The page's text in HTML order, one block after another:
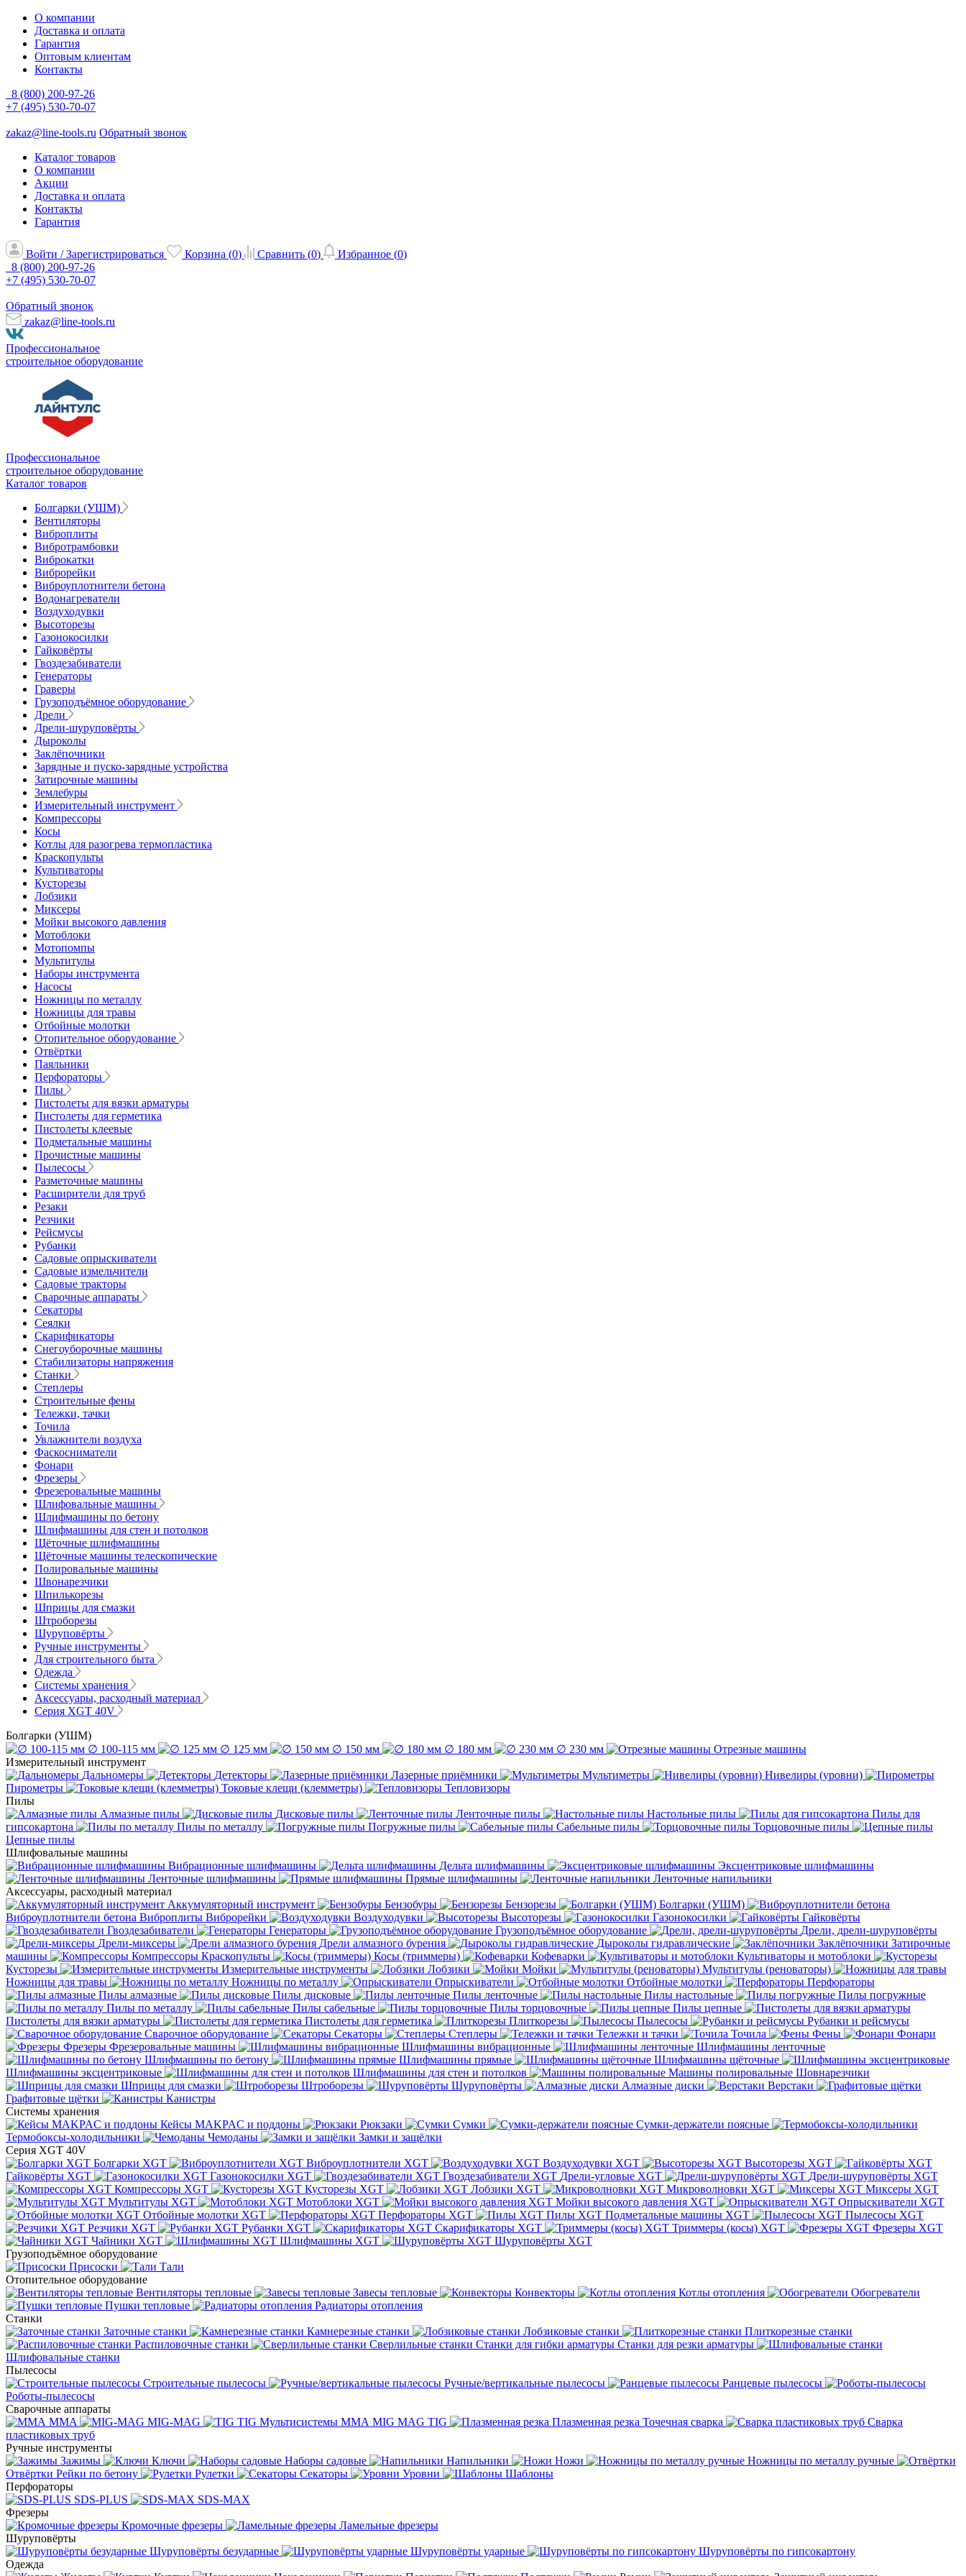
О компании
Доставка и оплата
Гарантия
Оптовым клиентам
Контакты
8 (800) 200-97-26
+7 (495) 530-70-07
zakaz@line-tools.ru Обратный звонок
Каталог товаров
О компании
Акции
Доставка и оплата
Контакты
Гарантия
Войти / Зарегистрироваться Корзина (0) Сравнить (0) Избранное (0)
8 (800) 200-97-26
+7 (495) 530-70-07
Обратный звонок
zakaz@line-tools.ru
Профессиональное
строительное оборудование
Профессиональное
строительное оборудование
Каталог товаров
Болгарки (УШМ)
Вентиляторы
Виброплиты
Вибротрамбовки
Виброкатки
Виброрейки
Виброуплотнители бетона
Водонагреватели
Воздуходувки
Высоторезы
Газонокосилки
Гайковёрты
Гвоздезабиватели
Генераторы
Граверы
Грузоподъёмное оборудование
Дрели
Дрели-шуруповёрты
Дыроколы
Заклёпочники
Зарядные и пуско-зарядные устройства
Затирочные машины
Землебуры
Измерительный инструмент
Компрессоры
Косы
Котлы для разогрева термопластика
Краскопульты
Культиваторы
Кусторезы
Лобзики
Миксеры
Мойки высокого давления
Мотоблоки
Мотопомпы
Мультитулы
Наборы инструмента
Насосы
Ножницы по металлу
Ножницы для травы
Отбойные молотки
Отопительное оборудование
Отвёртки
Паяльники
Перфораторы
Пилы
Пистолеты для вязки арматуры
Пистолеты для герметика
Пистолеты клеевые
Подметальные машины
Прочистные машины
Пылесосы
Разметочные машины
Расширители для труб
Резаки
Резчики
Рейсмусы
Рубанки
Садовые опрыскиватели
Садовые измельчители
Садовые тракторы
Сварочные аппараты
Секаторы
Сеялки
Скарификаторы
Снегоуборочные машины
Стабилизаторы напряжения
Станки
Степлеры
Строительные фены
Тележки, тачки
Точила
Увлажнители воздуха
Фаскосниматели
Фонари
Фрезеры
Фрезеровальные машины
Шлифовальные машины
Шлифмашины по бетону
Шлифмашины для стен и потолков
Щёточные шлифмашины
Щёточные машины телескопические
Полировальные машины
Швонарезчики
Шпилькорезы
Шприцы для смазки
Штроборезы
Шуруповёрты
Ручные инструменты
Для строительного быта
Одежда
Системы хранения
Аксессуары, расходный материал
Серия XGT 40V
Болгарки (УШМ)
∅ 100-115 мм
∅ 125 мм ∅ 150 мм ∅ 180 мм ∅ 230 мм
Отрезные машины
Измерительный инструмент
Дальномеры
Детекторы Лазерные приёмники Мультиметры
Нивелиры (уровни)
Пирометры
Токовые клещи (клемметры)
Тепловизоры
Пилы
Алмазные пилы
Дисковые пилы Ленточные пилы Настольные пилы
Пилы для
гипсокартона
Пилы по металлу Погружные пилы Сабельные пилы
Торцовочные пилы
Цепные пилы
Шлифовальные машины
Вибрационные шлифмашины
Дельта шлифмашины
Эксцентриковые шлифмашины
Ленточные шлифмашины
Прямые шлифмашины
Ленточные напильники
Аксессуары, расходный материал
Аккумуляторный инструмент
Бензобуры Бензорезы
Болгарки (УШМ)
Виброуплотнители бетона Виброплиты Виброрейки Воздуходувки Высоторезы Газонокосилки
Гайковёрты
Гвоздезабиватели
Генераторы Грузоподъёмное оборудование
Дрели, дрели-шуруповёрты
Дрели-миксеры
Дрели алмазного бурения Дыроколы гидравлические Заклёпочники Затирочные
машины
Компрессоры Краскопульты Косы (триммеры) Кофеварки
Культиваторы и мотоблоки
Кусторезы
Измерительные инструменты Лобзики Мойки
Мультитулы (реноваторы)
Ножницы для травы
Ножницы по металлу Опрыскиватели Отбойные молотки
Перфораторы
Пилы алмазные
Пилы дисковые Пилы ленточные Пилы настольные
Пилы погружные
Пилы по металлу
Пилы сабельные Пилы торцовочные
Пилы цепные
Пистолеты для вязки арматуры
Пистолеты для герметика Плиткорезы Пылесосы
Рубанки и рейсмусы
Сварочное оборудование
Секаторы Степлеры Тележки и тачки Точила Фены
Фонари
Фрезеры Фрезеровальные машины Шлифмашины вибрационные
Шлифмашины ленточные
Шлифмашины по бетону
Шлифмашины прямые
Шлифмашины щёточные
Шлифмашины эксцентриковые
Шлифмашины для стен и потолков Машины полировальные Шовнарезчики
Шприцы для смазки
Штроборезы Шуруповёрты Алмазные диски
Верстаки
Графитовые щётки
Канистры
Системы хранения
Кейсы MAKPAC и поддоны
Рюкзаки Сумки
Сумки-держатели поясные
Термобоксы-холодильники
Чемоданы
Замки и защёлки
Серия XGT 40V
Болгарки XGT
Виброуплотнители XGT Воздуходувки XGT
Высоторезы XGT
Гайковёрты XGT
Газонокосилки XGT Гвоздезабиватели XGT Дрели-угловые XGT
Дрели-шуруповёрты XGT
Компрессоры XGT
Кусторезы XGT Лобзики XGT Микроволновки XGT
Миксеры XGT
Мультитулы XGT
Мотоблоки XGT Мойки высокого давления XGT
Опрыскиватели XGT
Отбойные молотки XGT
Перфораторы XGT Пилы XGT Подметальные машины XGT
Пылесосы XGT
Резчики XGT
Рубанки XGT Скарификаторы XGT Триммеры (косы) XGT
Фрезеры XGT
Чайники XGT
Шлифмашины XGT
Шуруповёрты XGT
Грузоподъёмное оборудование
Присоски
Тали
Отопительное оборудование
Вентиляторы тепловые
Завесы тепловые Конвекторы Котлы отопления
Обогреватели
Пушки тепловые
Радиаторы отопления
Станки
Заточные станки
Камнерезные станки Лобзиковые станки
Плиткорезные станки
Распиловочные станки
Сверлильные станки Станки для гибки арматуры Станки для резки арматуры
Шлифовальные станки
Пылесосы
Строительные пылесосы
Ручные/вертикальные пылесосы
Ранцевые пылесосы
Роботы-пылесосы
Сварочные аппараты
MMA
MIG-MAG TIG Мультисистемы ММА MIG MAG TIG Плазменная резка Точечная сварка
Cварка
пластиковых труб
Ручные инструменты
Зажимы
Ключи Наборы садовые Напильники Ножи
Ножницы по металлу ручные
Отвёртки Рейки по бетону Рулетки Секаторы Уровни
Шаблоны
Перфораторы
SDS-PLUS
SDS-MAX
Фрезеры
Кромочные фрезеры
Ламельные фрезеры
Шуруповёрты
Шуруповёрты безударные
Шуруповёрты ударные
Шуруповёрты по гипсокартону
Одежда